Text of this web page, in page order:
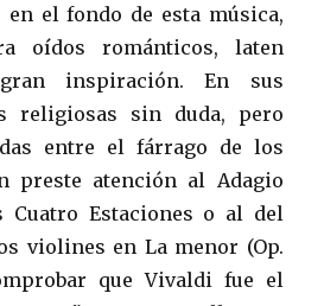
en el fondo de esta música,
oídos románticos, laten
inspiración. En sus
religiosas sin duda, pero
entre el fárrago de los
preste atención al Adagio
Cuatro Estaciones o al del
violines en La menor (Op.
que Vivaldi fue el